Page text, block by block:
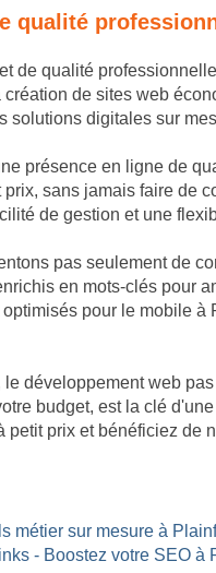
qualité
de qualité
de sites web
solutions digitales sur
présence en ligne de
prix, sans jamais faire de
de gestion et une
pas seulement de
en mots-clés pour
optimisés pour le mobile
le développement web
budget, est la clé
petit prix et bénéficiez de
métier sur mesure à
- Boostez votre SEO à